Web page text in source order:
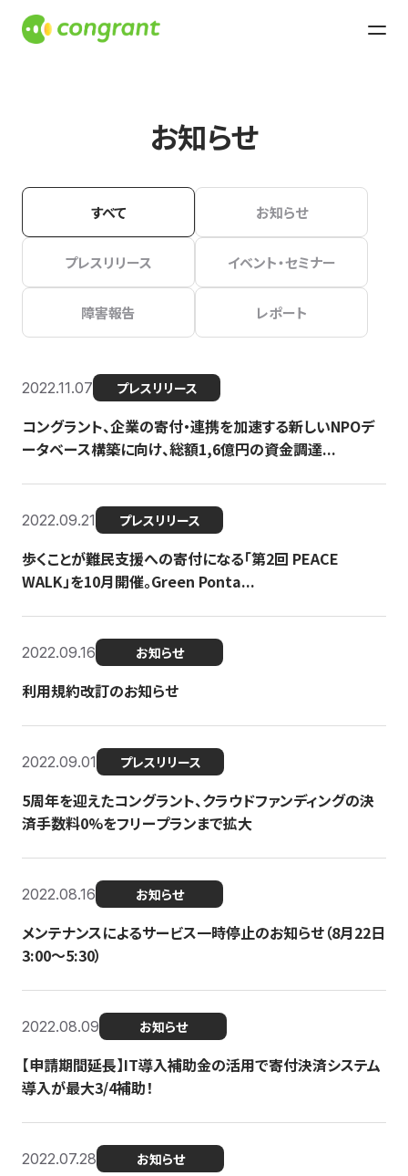
お知らせ
すべて お知らせ
プレスリリース イベント・セミナー
障害報告 レポート
2022.11.07 プレスリリース
コングラント、企業の寄付・連携を加速する新しいNPOデ
ータベース構築に向け、総額1,6億円の資金調達...
2022.09.21 プレスリリース
歩くことが難民支援への寄付になる「第2回 PEACE
WALK」を10月開催。Green Ponta...
2022.09.16 お知らせ
利用規約改訂のお知らせ
2022.09.01 プレスリリース
5周年を迎えたコングラント、クラウドファンディングの決
済手数料0%をフリープランまで拡大
2022.08.16 お知らせ
メンテナンスによるサービス一時停止のお知らせ（8月22日
3:00〜5:30）
2022.08.09 お知らせ
【申請期間延長】IT導入補助金の活用で寄付決済システム
導入が最大3/4補助！
2022.07.28 お知らせ